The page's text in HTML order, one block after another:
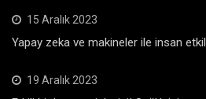
15 Aralık 2023
Yapay zeka ve makineler ile insan
19 Aralık 2023